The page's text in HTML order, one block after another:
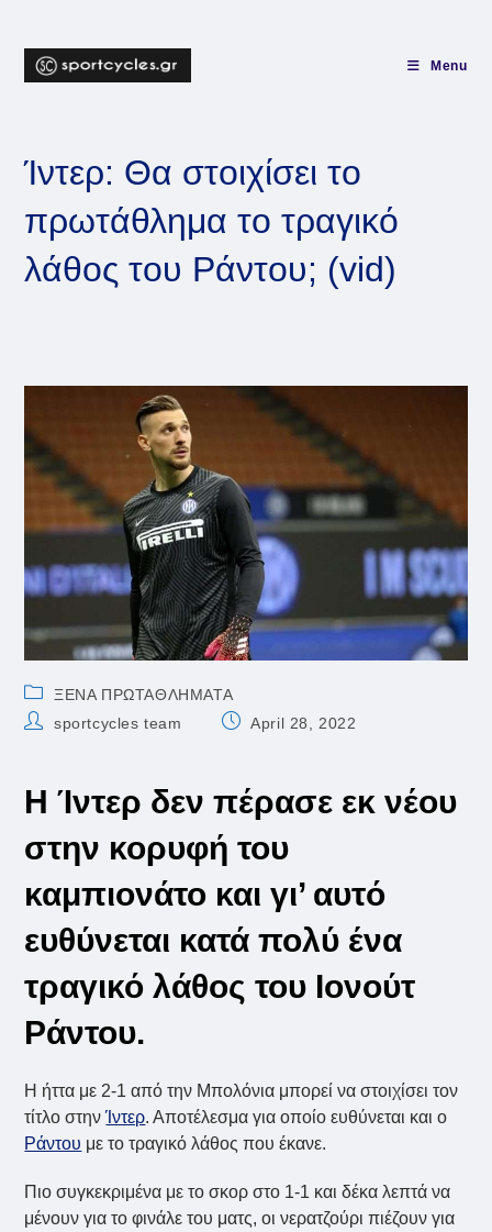
content
Menu
Ίντερ: Θα στοιχίσει το
πρωτάθλημα το τραγικό
λάθος του Ράντου; (vid)
Post
category:
ΞΕΝΑ ΠΡΩΤΑΘΛΗΜΑΤΑ
Postsportcycles team
PostApril 28, 2022
Η Ίντερ δεν πέρασε εκ νέου
στην κορυφή του
καμπιονάτο και γι’ αυτό
ευθύνεται κατά πολύ ένα
τραγικό λάθος του Ιονούτ
Ράντου.
Η ήττα με 2-1 από την Μπολόνια μπορεί να στοιχίσει τον
τίτλο στηνΊντερ. Αποτέλεσμα για οποίο ευθύνεται και ο
Ράντου με το τραγικό λάθος που έκανε.
Πιο συγκεκριμένα με το σκορ στο 1-1 και δέκα λεπτά να
μένουν για το φινάλε του ματς, οι νερατζούρι πιέζουν για